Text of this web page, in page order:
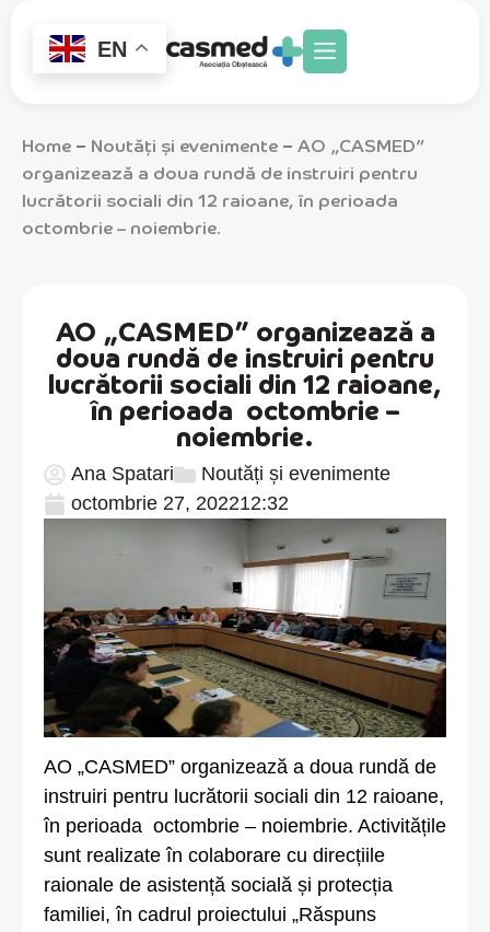
EN
Home – Noutăți și evenimente – AO „CASMED”
organizează a doua rundă de instruiri pentru
lucrătorii sociali din 12 raioane, în perioada
octombrie – noiembrie.
AO „CASMED” organizează a
doua rundă de instruiri pentru
lucrătorii sociali din 12 raioane,
în perioada octombrie –
noiembrie.
Ana Spatari
Noutăți și evenimente
octombrie 27, 202212:32
AO „CASMED” organizează a doua rundă de
instruiri pentru lucrătorii sociali din 12 raioane,
în perioada octombrie – noiembrie. Activitățile
sunt realizate în colaborare cu direcțiile
raionale de asistență socială și protecția
familiei, în cadrul proiectului „Răspuns